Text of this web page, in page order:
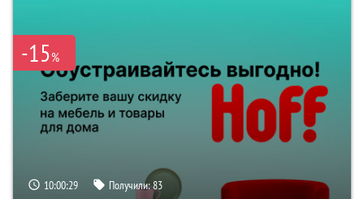
-15%
10:00:28 Получили:83